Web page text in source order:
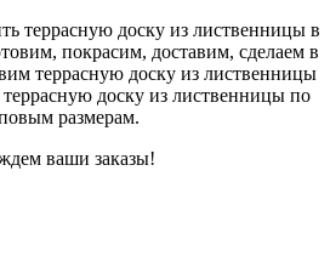
террасную доску из лиственницы в
покрасим, доставим, сделаем в
террасную доску из лиственницы
доску из лиственницы по
размерам.
ваши заказы!